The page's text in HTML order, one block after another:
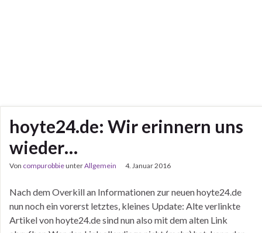
hoyte24.de: Wir erinnern uns
wieder…
Von compurobbieunterAllgemein 4. Januar 2016
Nach dem Overkill an Informationen zur neuen hoyte24.de
nun noch ein vorerst letztes, kleines Update: Alte verlinkte
Artikel von hoyte24.de sind nun also mit dem alten Link